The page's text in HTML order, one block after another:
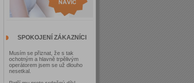
SPOKOJENÍ ZÁKAZNÍCI
Musím se přiznat, že s tak
ochotným a hlavně trpělivým
operátorem jsem se už dlouho
nesetkal.